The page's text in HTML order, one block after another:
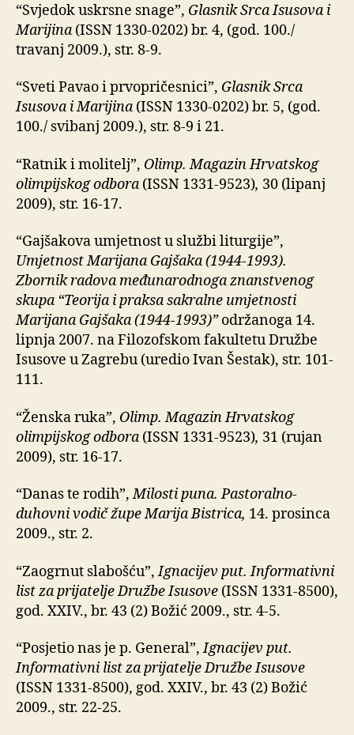
“Svjedok uskrsne snage”, Glasnik Srca Isusova i
Marijina (ISSN 1330-0202) br. 4, (god. 100./
travanj 2009.), str. 8-9.
“Sveti Pavao i prvopričesnici”, Glasnik Srca
Isusova i Marijina (ISSN 1330-0202) br. 5, (god.
100./ svibanj 2009.), str. 8-9 i 21.
“Ratnik i molitelj”, Olimp. Magazin Hrvatskog
olimpijskog odbora (ISSN 1331-9523), 30 (lipanj
2009), str. 16-17.
“Gajšakova umjetnost u službi liturgije”,
Umjetnost Marijana Gajšaka (1944-1993).
Zbornik radova međunarodnoga znanstvenog
skupa “Teorija i praksa sakralne umjetnosti
Marijana Gajšaka (1944-1993)”održanoga 14.
lipnja 2007. na Filozofskom fakultetu Družbe
Isusove u Zagrebu (uredio Ivan Šestak), str. 101-
111.
“Ženska ruka”, Olimp. Magazin Hrvatskog
olimpijskog odbora (ISSN 1331-9523), 31 (rujan
2009), str. 16-17.
“Danas te rodih”,Milosti puna. Pastoralno-
duhovni vodič župe Marija Bistrica, 14. prosinca
2009., str. 2.
“Zaogrnut slabošću”,Ignacijev put. Informativni
list za prijatelje Družbe Isusove (ISSN 1331-8500),
god. XXIV., br. 43 (2) Božić 2009., str. 4-5.
“Posjetio nas je p. General”,Ignacijev put.
Informativni list za prijatelje Družbe Isusove
(ISSN 1331-8500), god. XXIV., br. 43 (2) Božić
2009., str. 22-25.